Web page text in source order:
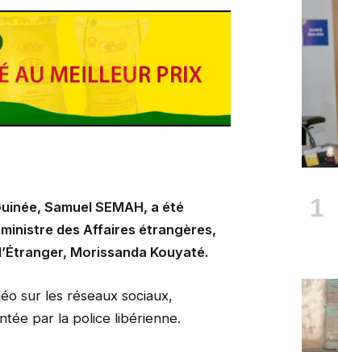
Samuel SEMAH, a été
des Affaires étrangères,
Morissanda Kouyaté.
sur les réseaux sociaux,
par la police libérienne.